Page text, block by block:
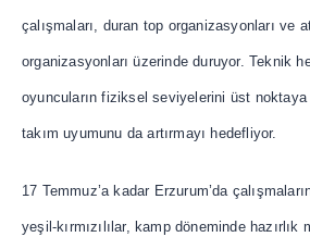
çalışmaları, duran top organizasyonları ve
organizasyonları üzerinde duruyor. Teknik
oyuncuların fiziksel seviyelerini üst noktaya
takım uyumunu da artırmayı hedefliyor.
17 Temmuz’a kadar Erzurum’da
yeşil-kırmızılılar, kamp döneminde hazırlık